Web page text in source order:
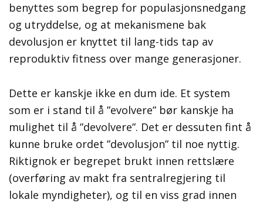
benyttes som begrep for populasjonsnedgang
og utryddelse, og at mekanismene bak
devolusjon er knyttet til lang-tids tap av
reproduktiv fitness over mange generasjoner.
Dette er kanskje ikke en dum ide. Et system
som er i stand til å ”evolvere” bør kanskje ha
mulighet til å ”devolvere”. Det er dessuten fint å
kunne bruke ordet ”devolusjon” til noe nyttig.
Riktignok er begrepet brukt innen rettslære
(overføring av makt fra sentralregjering til
lokale myndigheter), og til en viss grad innen